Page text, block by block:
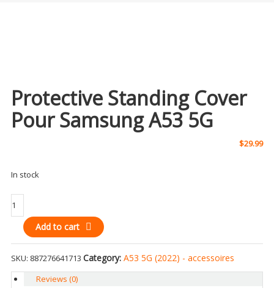
Protective Standing Cover
Pour Samsung A53 5G
$29.99
In stock
Protective
Standing
cover
pour
Samsung
A53
5G
Add to cart
SKU: 887276641713 Category: A53 5G (2022) - accessoires
Reviews (0)